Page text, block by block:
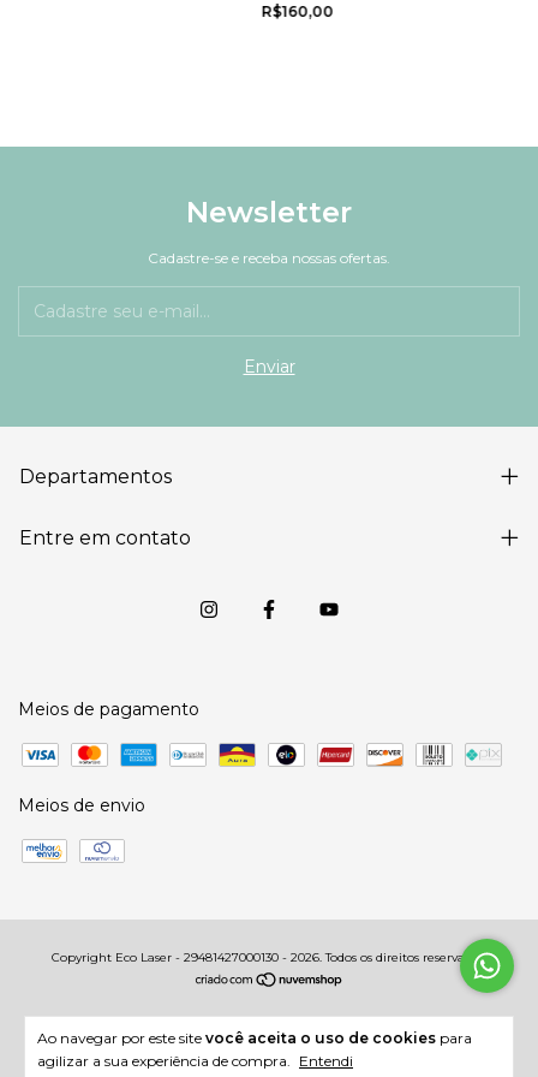
Ao navegar por este site você aceita o uso de cookies para
agilizar a sua experiência de compra. Entendi
R$160,00
Newsletter
Cadastre-se e receba nossas ofertas.
Departamentos
Entre em contato
Meios de pagamento
Meios de envio
Copyright Eco Laser - 29481427000130 - 2026. Todos os direitos reservados.